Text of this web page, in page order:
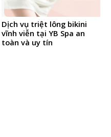
Dịch vụ triệt lông bikini
vĩnh viễn tại YB Spa an
toàn và uy tín